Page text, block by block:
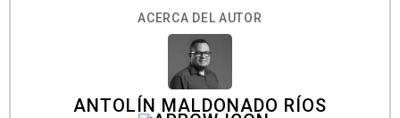
ACERCA DEL AUTOR
ANTOLÍN MALDONADO RÍOS